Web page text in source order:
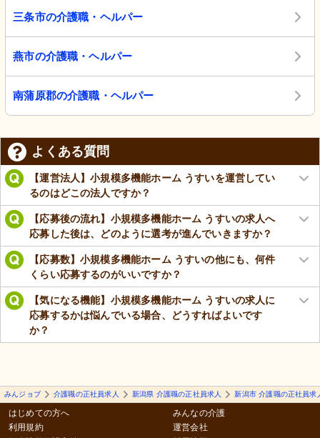
三条市の介護職・ヘルパー
燕市の介護職・ヘルパー
南蒲原郡の介護職・ヘルパー
よくある質問
【運営法人】小規模多機能ホーム うすいを運営してい
るのはどこの法人ですか？
【応募後の流れ】小規模多機能ホーム うすいの求人へ
応募した後は、どのように選考が進んでいきますか？
【応募数】小規模多機能ホーム うすいの他にも、何件
くらい応募するのがいいですか？
【気になる機能】小規模多機能ホーム うすいの求人に
応募するかは悩んでいる場合、どうすればよいです
か？
みんジョブ 介護職の正社員求人 新潟県 介護職の正社員求人 新潟市 介護職の正社員求
はじめての方へ
利用規約
みんなの介護
運営会社